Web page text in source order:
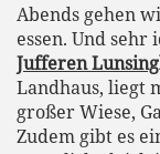
Abends gehen
essen. Und
Jufferen
Landhaus, liegt
großer Wiese,
Zudem gibt es